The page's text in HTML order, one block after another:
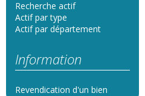
Recherche actif
Actif par type
Actif par département
Information
Revendication d'un bien